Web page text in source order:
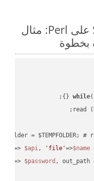
كيفية تحويل SXC to WEB على Perl: مثال
بخطوة
while(
$folder = $TEMPFOLDER;
=> $api, 'file'=>$name
=> $password , out_path